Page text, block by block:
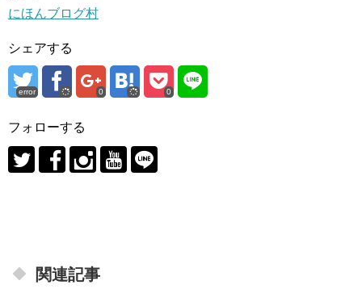
にほんブログ村
シェアする
error 0 0
フォローする
関連記事